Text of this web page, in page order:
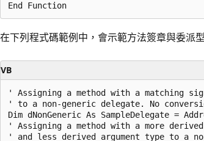
在下列程式碼範例中，會示範方法簽章與委派
VB
' Assigning a method with a matching
' to a non-generic delegate. No
Dim dNonGeneric As SampleDelegate =
' Assigning a method with a more
' and less derived argument type to a